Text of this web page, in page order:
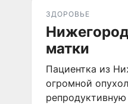
ЗДОРОВЬЕ
матки
Пациентка из
огромной